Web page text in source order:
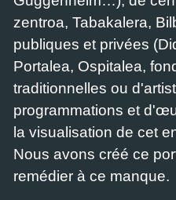
zentroa, Tabakalera,
publiques et privées
Portalea, Ospitalea,
traditionnelles ou
programmations et
la visualisation de cet
Nous avons créé ce
remédier à ce manque.